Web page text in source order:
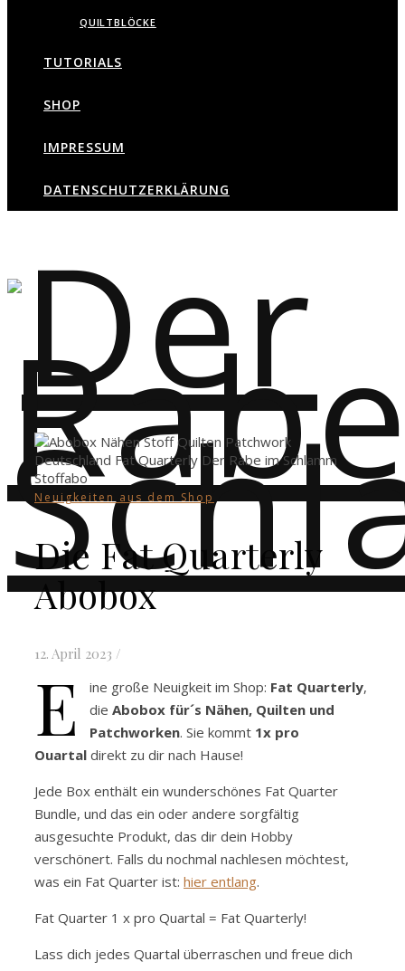
QUILTBLÖCKE
TUTORIALS
SHOP
IMPRESSUM
DATENSCHUTZERKLÄRUNG
Neuigkeiten aus dem Shop
Die Fat Quarterly
Abobox
12. April 2023 /
E ine große Neuigkeit im Shop: Fat Quarterly,
die Abobox für´s Nähen, Quilten und
Patchworken. Sie kommt 1x pro
Ouartal direkt zu dir nach Hause!
Jede Box enthält ein wunderschönes Fat Quarter
Bundle, und das ein oder andere sorgfältig
ausgesuchte Produkt, das dir dein Hobby
verschönert. Falls du nochmal nachlesen möchtest,
was ein Fat Quarter ist: hier entlang.
Fat Quarter 1 x pro Quartal = Fat Quarterly!
Lass dich jedes Quartal überraschen und freue dich